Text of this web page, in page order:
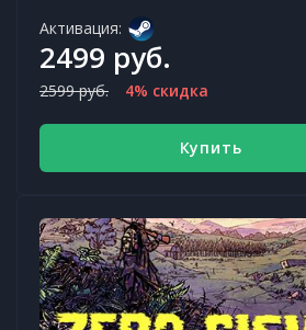
Активация:
2499 руб.
2599 руб. 4% скидка
Купить